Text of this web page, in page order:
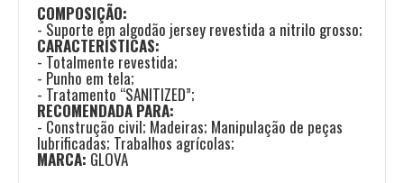
COMPOSIÇÃO:
- Suporte em algodão jersey revestida a nitrilo grosso;
CARACTERÍSTICAS:
- Totalmente revestida;
- Punho em tela;
- Tratamento “SANITIZED”;
RECOMENDADA PARA:
- Construção civil; Madeiras; Manipulação de peças
lubrificadas; Trabalhos agrícolas;
MARCA: GLOVA